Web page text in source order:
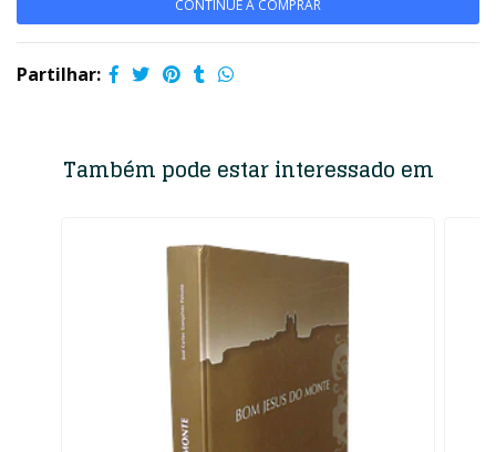
CONTINUE A COMPRAR
Partilhar:
Também pode estar interessado em